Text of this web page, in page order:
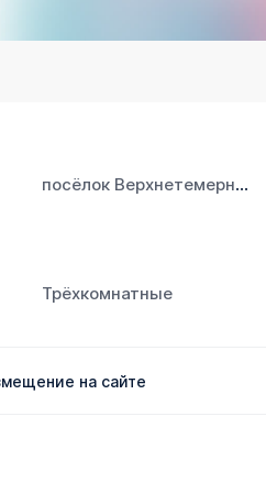
посёлок Верхнетемерницкий
Трёхкомнатные
на сайте